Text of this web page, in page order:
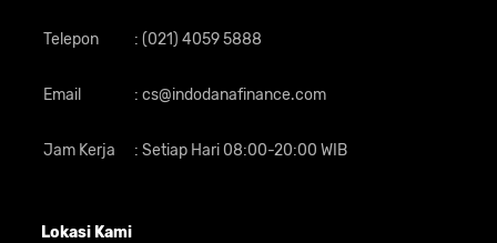
Telepon : (021) 4059 5888
Email : cs@indodanafinance.com
Jam Kerja : Setiap Hari 08:00-20:00 WIB
Lokasi Kami